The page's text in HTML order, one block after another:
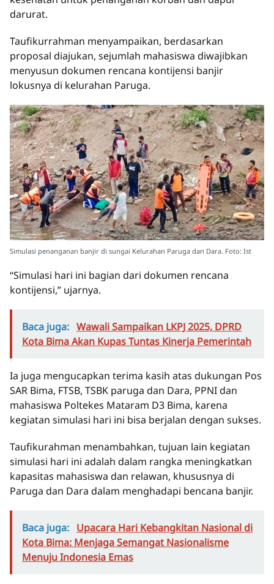
darurat.
Taufikurrahman menyampaikan, berdasarkan
proposal diajukan, sejumlah mahasiswa diwajibkan
menyusun dokumen rencana kontijensi banjir
lokusnya di kelurahan Paruga.
Simulasi penanganan banjir di sungai Kelurahan Paruga dan Dara. Foto: Ist
“Simulasi hari ini bagian dari dokumen rencana
kontijensi,” ujarnya.
Baca juga: Wawali Sampaikan LKPJ 2025, DPRD
Kota Bima Akan Kupas Tuntas Kinerja Pemerintah
Ia juga mengucapkan terima kasih atas dukungan Pos
SAR Bima, FTSB, TSBK paruga dan Dara, PPNI dan
mahasiswa Poltekes Mataram D3 Bima, karena
kegiatan simulasi hari ini bisa berjalan dengan sukses.
Taufikurahman menambahkan, tujuan lain kegiatan
simulasi hari ini adalah dalam rangka meningkatkan
kapasitas mahasiswa dan relawan, khususnya di
Paruga dan Dara dalam menghadapi bencana banjir.
Baca juga: Upacara Hari Kebangkitan Nasional di
Kota Bima: Menjaga Semangat Nasionalisme
Menuju Indonesia Emas